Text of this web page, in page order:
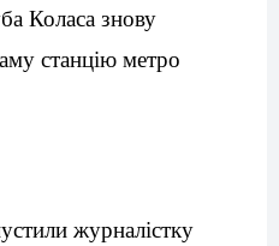
Коласа знову
станцію метро
журналістку